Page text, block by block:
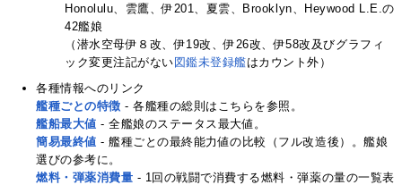
Honolulu、雲鷹、伊201、夏雲、Brooklyn、Heywood L.E.の
42艦娘
（潜水空母伊８改、伊19改、伊26改、伊58改及びグラフィ
ック変更注記がない 図鑑未登録艦はカウント外）
各種情報へのリンク
艦種ごとの特徴 - 各艦種の総則はこちらを参照。
艦船最大値 - 全艦娘のステータス最大値。
簡易最終値 - 艦種ごとの最終能力値の比較（フル改造後）。艦娘
選びの参考に。
燃料・弾薬消費量 - 1回の戦闘で消費する燃料・弾薬の量の一覧表